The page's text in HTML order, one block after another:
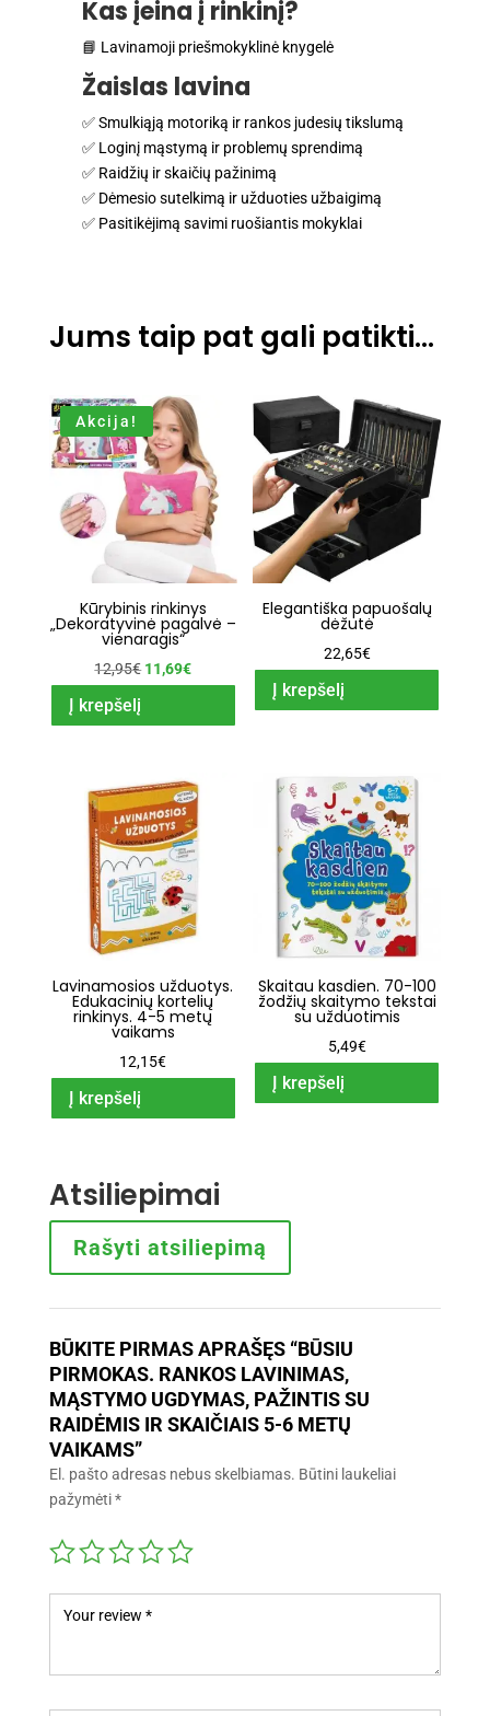
Kas įeina į rinkinį?
📘 Lavinamoji priešmokyklinė knygelė
Žaislas lavina
✅ Smulkiąją motoriką ir rankos judesių tikslumą
✅ Loginį mąstymą ir problemų sprendimą
✅ Raidžių ir skaičių pažinimą
✅ Dėmesio sutelkimą ir užduoties užbaigimą
✅ Pasitikėjimą savimi ruošiantis mokyklai
Jums taip pat gali patikti…
Akcija!
Kūrybinis rinkinys
„Dekoratyvinė pagalvė –
vienaragis“
12,95€ Original
was:
11,69€Current
is:
Į krepšelį
Elegantiška papuošalų
dėžutė
22,65€
Į krepšelį
Lavinamosios užduotys.
Edukacinių kortelių
rinkinys. 4-5 metų
vaikams
12,15€
Į krepšelį
Skaitau kasdien. 70-100
žodžių skaitymo tekstai
su užduotimis
5,49€
Į krepšelį
Atsiliepimai
Rašyti atsiliepimą
BŪKITE PIRMAS APRAŠĘS “BŪSIU
PIRMOKAS. RANKOS LAVINIMAS,
MĄSTYMO UGDYMAS, PAŽINTIS SU
RAIDĖMIS IR SKAIČIAIS 5-6 METŲ
VAIKAMS”
El. pašto adresas nebus skelbiamas. Būtini laukeliai
pažymėti*